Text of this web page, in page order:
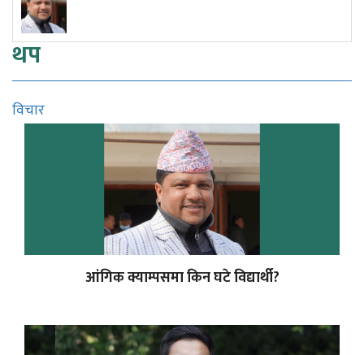
थप
विचार
आंगिक क्याम्पसमा किन घटे विद्यार्थी?